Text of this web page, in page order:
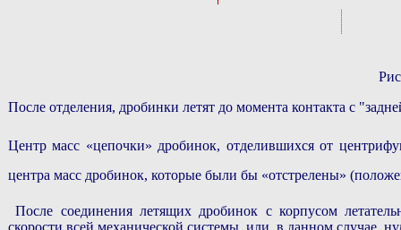
После отделения, дробинки летят до момента контакта с
Центр масс «цепочки» дробинок, отделившихся от
центра масс дробинок, которые были бы «отстрелены»
После соединения летящих дробинок с корпусом
скорости всей механической системы, или, в данном случае,